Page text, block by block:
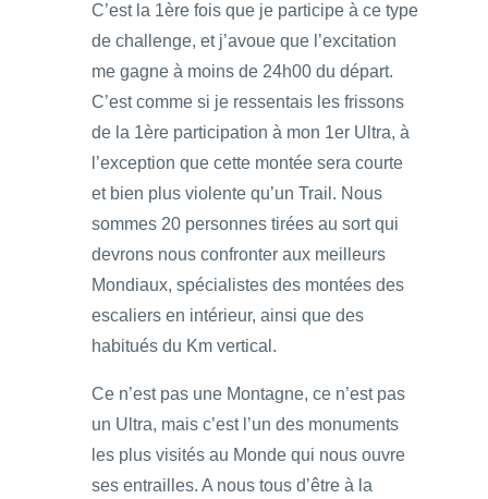
C’est la 1ère fois que je participe à ce type
de challenge, et j’avoue que l’excitation
me gagne à moins de 24h00 du départ.
C’est comme si je ressentais les frissons
de la 1ère participation à mon 1er Ultra, à
l’exception que cette montée sera courte
et bien plus violente qu’un Trail. Nous
sommes 20 personnes tirées au sort qui
devrons nous confronter aux meilleurs
Mondiaux, spécialistes des montées des
escaliers en intérieur, ainsi que des
habitués du Km vertical.
Ce n’est pas une Montagne, ce n’est pas
un Ultra, mais c’est l’un des monuments
les plus visités au Monde qui nous ouvre
ses entrailles. A nous tous d’être à la